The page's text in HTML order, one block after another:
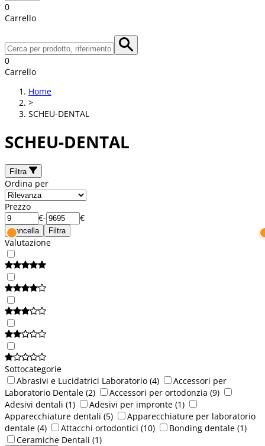
0
Carrello
0
Carrello
Home
>
SCHEU-DENTAL
SCHEU-DENTAL
Filtra
Ordina per
Prezzo
€- €
Cancella Filtra
Valutazione
Sottocategorie
Abrasivi e Lucidatrici Laboratorio (4)
Accessori per
Laboratorio Dentale (2) Accessori per ortodonzia (9)
Adesivi dentali (1) Adesivi per impronte (1)
Apparecchiature dentali (5)
Apparecchiature per laboratorio
dentale (4) Attacchi ortodontici (10) Bonding dentale (1)
Ceramiche Dentali (1)